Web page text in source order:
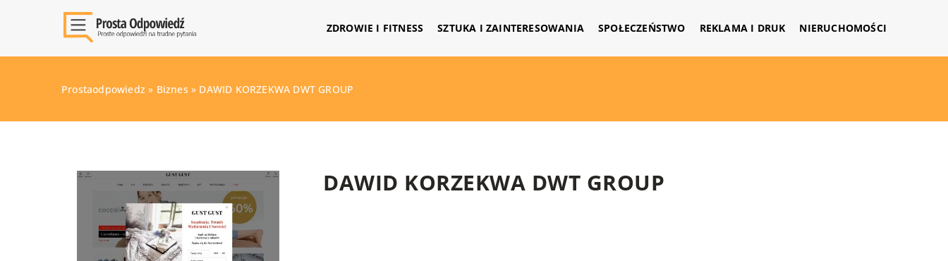
ZDROWIE I FITNESS SZTUKA I ZAINTERESOWANIA SPOŁECZEŃSTWO REKLAMA I DRUK NIERUCHOMOŚCI
Prostaodpowiedz » Biznes » DAWID KORZEKWA DWT GROUP
DAWID KORZEKWA DWT GROUP